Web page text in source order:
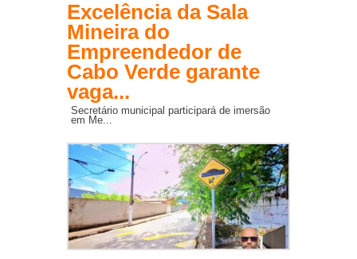
Excelência da Sala
Mineira do
Empreendedor de
Cabo Verde garante
vaga...
Secretário municipal participará de imersão
em Me...